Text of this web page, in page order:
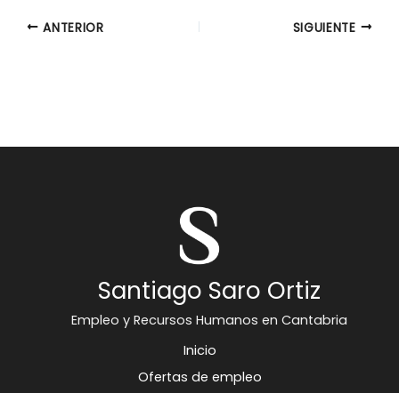
ANTERIOR SIGUIENTE
Santiago Saro Ortiz
Empleo y Recursos Humanos en Cantabria
Inicio
Ofertas de empleo